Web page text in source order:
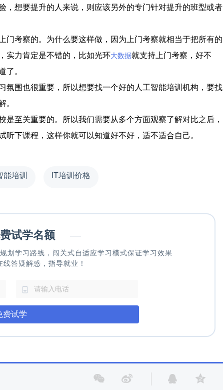
，想要提升的人来说，则应该另外的专门针对提升的班型或者
考察的。为什么要这样做，因为上门考察就相当于把所有的
实力肯定是不错的，比如光环大数据就支持上门考察，好不
了。
围也很重要，所以想要找一个好的人工智能培训机构，要找
。
至关重要的。所以我们需要从多个方面观察了解对比之后，
下课程，这样你就可以知道好不好，适不适合自己。
能培训 IT培训价格
试学名额 —
划学习路线，闯关式自适应学习模式保证学习效果
答疑解惑，指导就业！
费试学